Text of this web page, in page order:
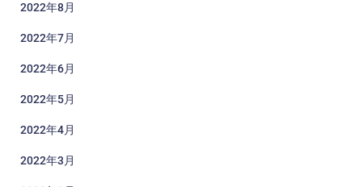
2022年8月
2022年7月
2022年6月
2022年5月
2022年4月
2022年3月